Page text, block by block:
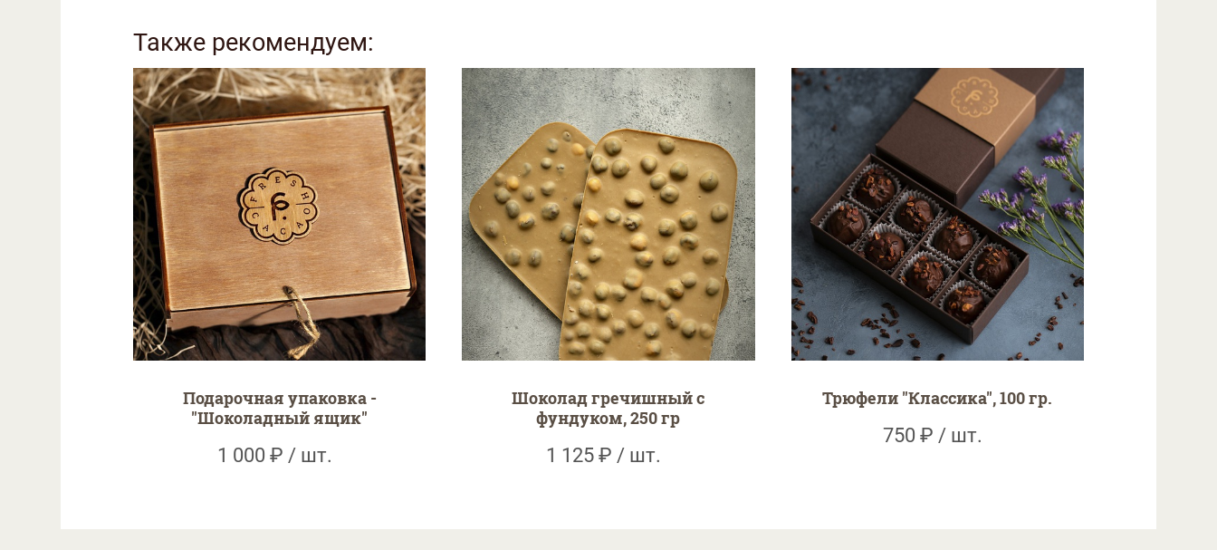
Также рекомендуем:
Подарочная упаковка -
"Шоколадный ящик"
1 000 ₽ / шт.
Шоколад гречишный с
фундуком, 250 гр
1 125 ₽ / шт.
Трюфели "Классика", 100 гр.
750 ₽ / шт.